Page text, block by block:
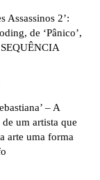
Assassinos 2’:
de ‘Pânico’,
– A
um artista que
arte uma forma